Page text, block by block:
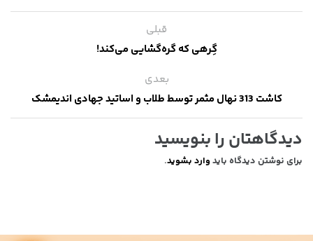
قبلی
گِرهی که گره‌گشایی می‌کند!
بعدی
کاشت 313 نهال مثمر توسط طلاب و اساتید جهادی اندیمشک
دیدگاهتان را بنویسید
برای نوشتن دیدگاه باید وارد بشوید.